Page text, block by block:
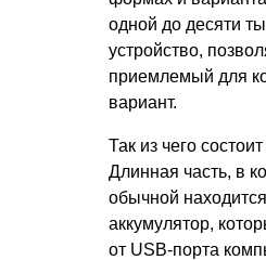
одной до десяти
устройство,
приемлемый для
вариант.
Так из чего
Длинная часть, в
обычной
аккумулятор,
от USB-порта